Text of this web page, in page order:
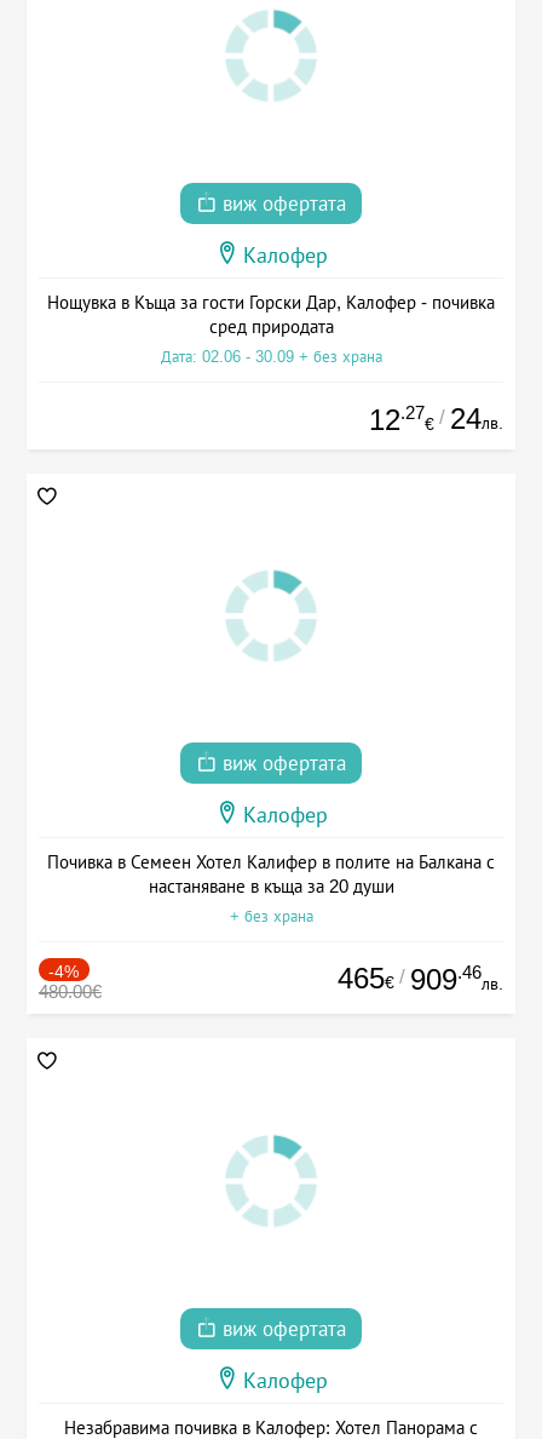
виж офертата
Калофер
Нощувка в Къща за гости Горски Дар, Калофер - почивка
сред природата
Дата: 02.06 - 30.09 + без храна
12.27
€ / 24лв.
виж офертата
Калофер
Почивка в Семеен Хотел Калифер в полите на Балкана с
настаняване в къща за 20 души
+ без храна
-4%
480.00€ 465€ / 909.46
лв.
виж офертата
Калофер
Незабравима почивка в Калофер: Хотел Панорама с